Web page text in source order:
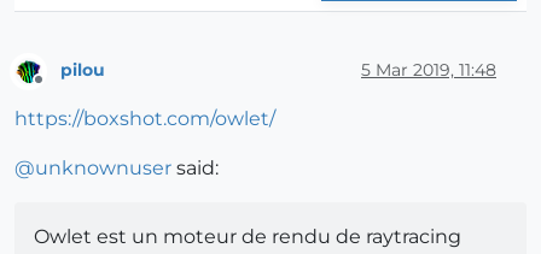
pilou 5 Mar 2019, 11:48
https://boxshot.com/owlet/
@unknownuser said:
Owlet est un moteur de rendu de raytracing